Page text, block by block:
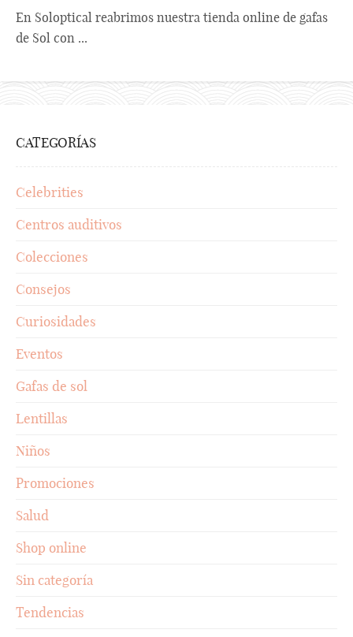
En Soloptical reabrimos nuestra tienda online de gafas
de Sol con ...
CATEGORÍAS
Celebrities
Centros auditivos
Colecciones
Consejos
Curiosidades
Eventos
Gafas de sol
Lentillas
Niños
Promociones
Salud
Shop online
Sin categoría
Tendencias